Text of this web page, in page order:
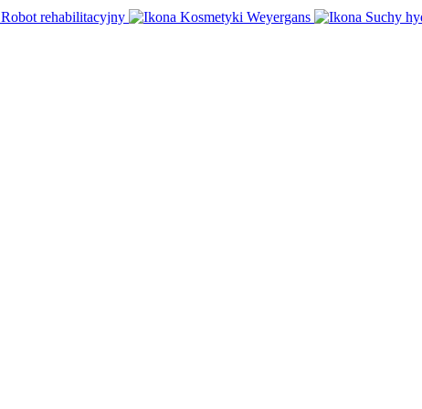
Robot rehabilitacyjny Kosmetyki Weyergans Suchy